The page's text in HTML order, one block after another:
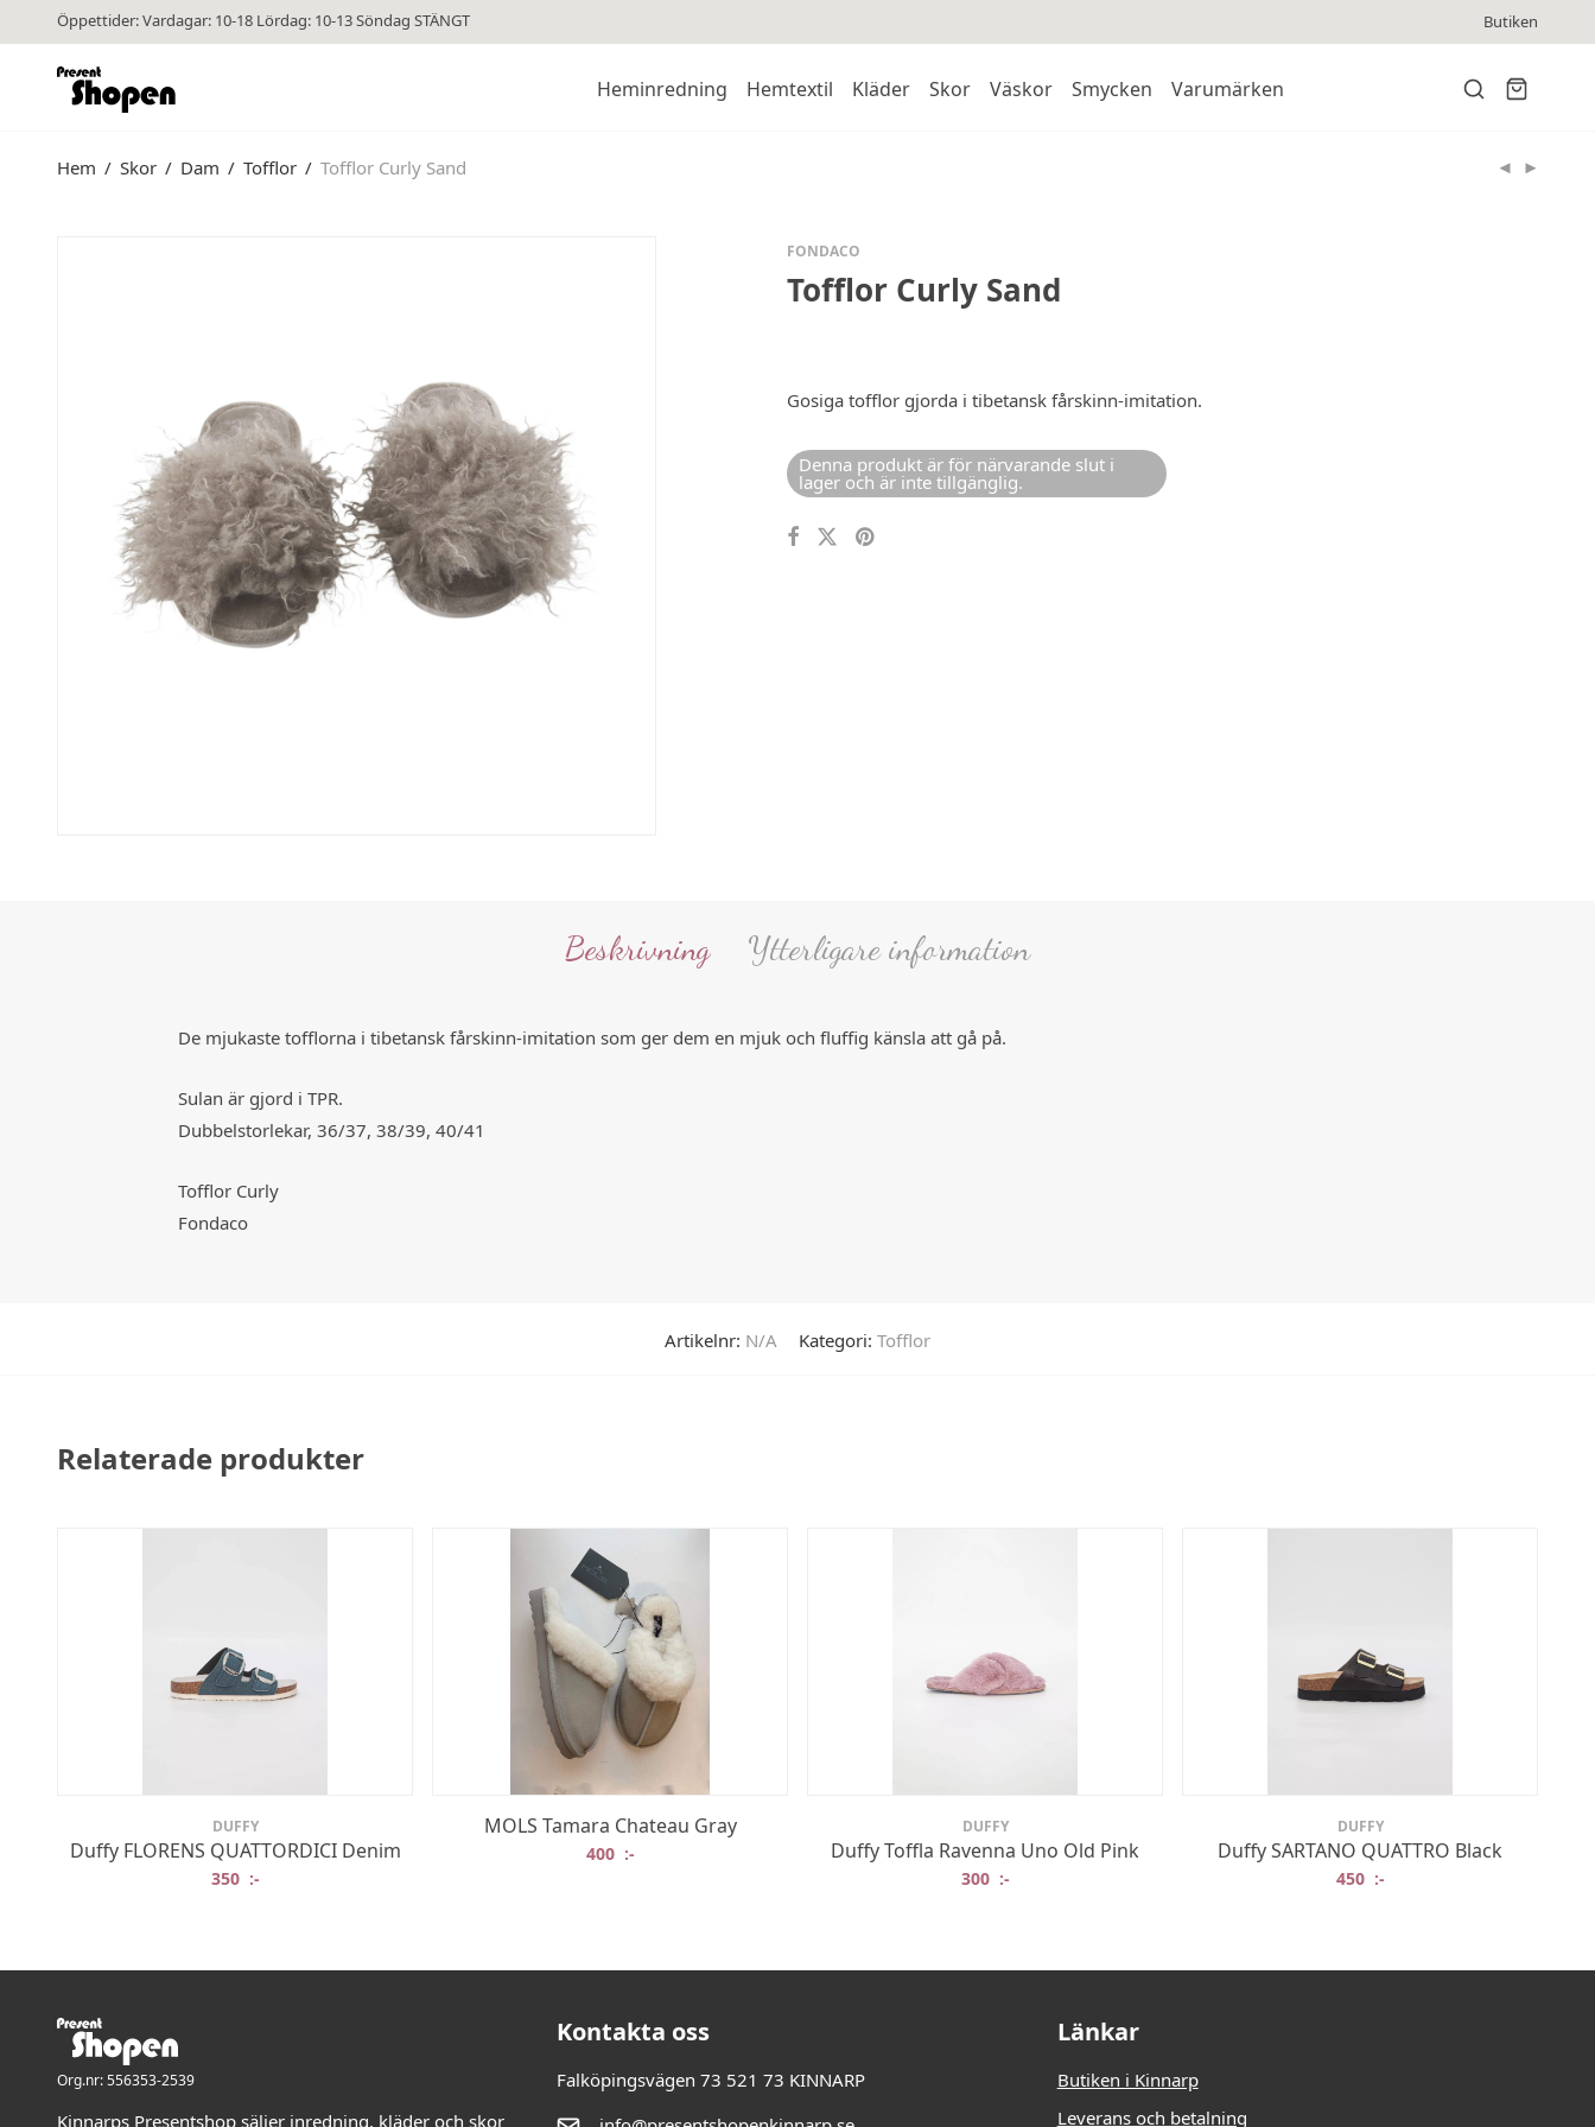
Öppettider: Vardagar: 10-18 Lördag: 10-13 Söndag STÄNGT Butiken
Heminredning Hemtextil Kläder Skor Väskor Smycken Varumärken
Hem / Skor / Dam / Tofflor / Tofflor Curly Sand
FONDACO
Tofflor Curly Sand
Gosiga tofflor gjorda i tibetansk fårskinn-imitation.
Denna produkt är för närvarande slut i
lager och är inte tillgänglig.
Beskrivning Ytterligare information
De mjukaste tofflorna i tibetansk fårskinn-imitation som ger dem en mjuk och fluffig känsla att gå på.
Sulan är gjord i TPR.
Dubbelstorlekar, 36/37, 38/39, 40/41
Tofflor Curly
Fondaco
Artikelnr: N/A Kategori: Tofflor
Relaterade produkter
DUFFY
Duffy FLORENS QUATTORDICI Denim
350 :-
MOLS Tamara Chateau Gray
400 :-
DUFFY
Duffy Toffla Ravenna Uno Old Pink
300 :-
DUFFY
Duffy SARTANO QUATTRO Black
450 :-
Org.nr: 556353-2539
Kinnarps Presentshop säljer inredning, kläder och skor
Kontakta oss
Falköpingsvägen 73 521 73 KINNARP
Länkar
Butiken i Kinnarp
Leverans och betalning